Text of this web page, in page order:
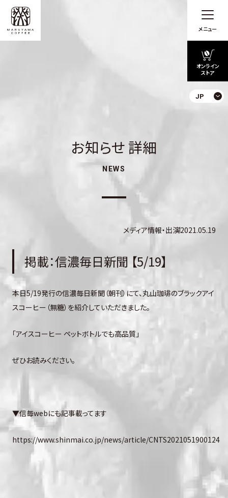
メニュー
オンライン
ストア
JP
お知らせ 詳細
NEWS
メディア情報・出演2021.05.19
掲載：信濃毎日新聞 【5/19】
本日5/19発行の信濃毎日新聞（朝刊）にて、丸山珈琲のブラックアイ
スコーヒー（無糖）を紹介していただきました。
「アイスコーヒー ペットボトルでも高品質」
ぜひお読みください。
▼信毎webにも記事載ってます
https://www.shinmai.co.jp/news/article/CNTS2021051900124